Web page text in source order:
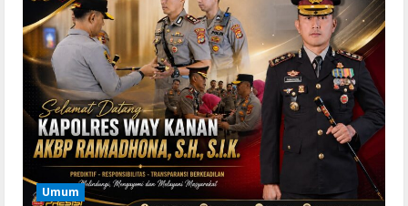
Umum
Serialers
jv16 PowerTools Free[Activated]
[Latest] [x86-x64] Reddit